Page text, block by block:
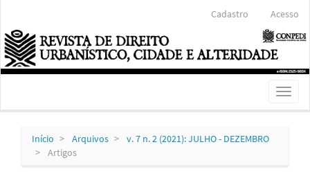
Conteúdo
principal
Barra
Lateral
Cadastro Acesso
Toggle
Início Arquivos
v. 7 n. 2 (2021): JULHO - DEZEMBRO
Artigos